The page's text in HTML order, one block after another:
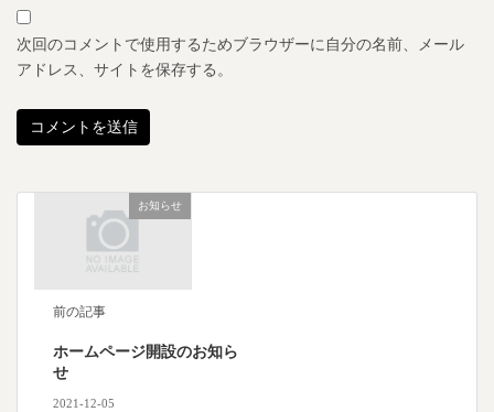
次回のコメントで使用するためブラウザーに自分の名前、メール
アドレス、サイトを保存する。
お知らせ
前の記事
ホームページ開設のお知ら
せ
2021-12-05